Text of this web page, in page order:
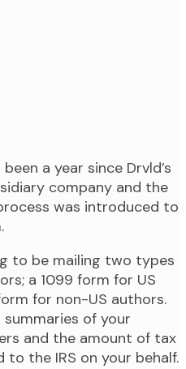
a year since Drvld’s
company and the
was introduced to
to be mailing two types
a 1099 form for US
for non-US authors.
of your
and the amount of tax
to the IRS on your behalf.